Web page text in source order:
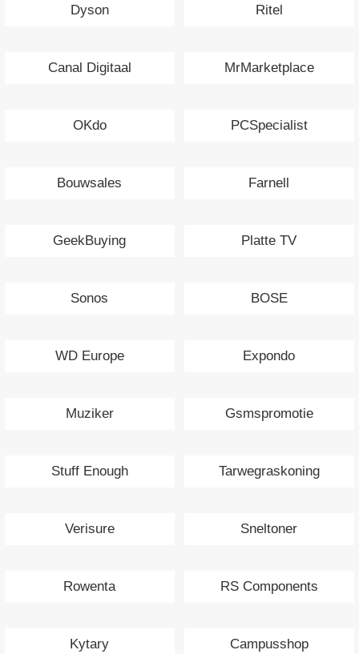
Dyson Ritel
Canal Digitaal MrMarketplace
OKdo PCSpecialist
Bouwsales Farnell
GeekBuying Platte TV
Sonos BOSE
WD Europe Expondo
Muziker Gsmspromotie
Stuff Enough Tarwegraskoning
Verisure Sneltoner
Rowenta RS Components
Kytary Campusshop